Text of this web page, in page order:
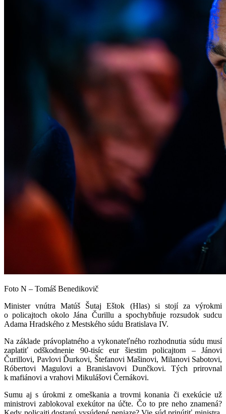
Foto N – Tomáš Benedikovič
Minister vnútra Matúš Šutaj Eštok (Hlas) si stojí za výrokmi
o policajtoch okolo Jána Čurillu a spochybňuje rozsudok sudcu
Adama Hradského z Mestského súdu Bratislava IV.
Na základe právoplatného a vykonateľného rozhodnutia súdu musí
zaplatiť odškodnenie 90-tisíc eur šiestim policajtom – Jánovi
Čurillovi, Pavlovi Ďurkovi, Štefanovi Mašinovi, Milanovi Sabotovi,
Róbertovi Magulovi a Branislavovi Dunčkovi. Tých prirovnal
k mafiánovi a vrahovi Mikulášovi Černákovi.
Sumu aj s úrokmi z omeškania a trovmi konania či exekúcie už
ministrovi zablokoval exekútor na účte. Čo to pre neho znamená?